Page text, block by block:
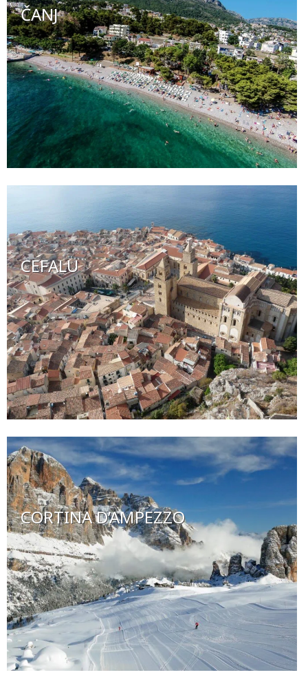
ČANJ
CEFALU
CORTINA D’AMPEZZO